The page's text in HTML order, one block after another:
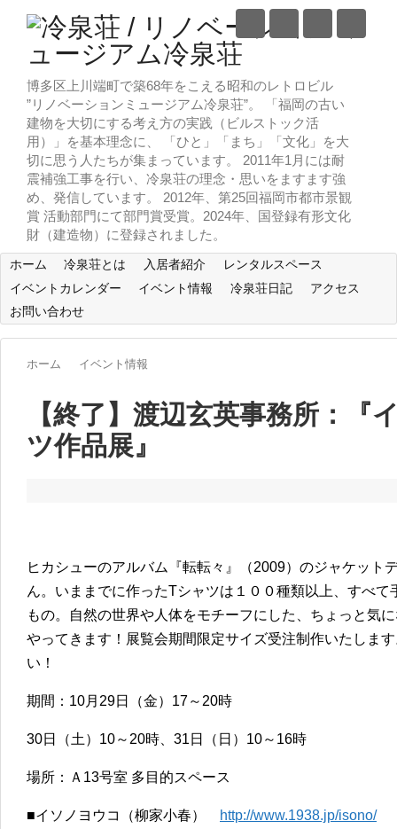
博多区上川端町で築68年をこえる昭和のレトロビル
”リノベーションミュージアム冷泉荘”。 「福岡の古い
建物を大切にする考え方の実践（ビルストック活
用）」を基本理念に、 「ひと」「まち」「文化」を大
切に思う人たちが集まっています。 2011年1月には耐
震補強工事を行い、冷泉荘の理念・思いをますます強
め、発信しています。 2012年、第25回福岡市都市景観
賞 活動部門にて部門賞受賞。2024年、国登録有形文化
財（建造物）に登録されました。
ホーム 冷泉荘とは 入居者紹介
レンタルスペース
イベントカレンダー
イベント情報 冷泉荘日記
アクセス
お問い合わせ
ホーム イベント情報
【終了】渡辺玄英事務所：『
ツ作品展』
ヒカシューのアルバム『転転々』（2009）のジャケット
ん。いままでに作ったTシャツは１００種類以上、すべ
もの。自然の世界や人体をモチーフにした、ちょっと気
やってきます！展覧会期間限定サイズ受注制作いたしま
い！
期間：10月29日（金）17～20時
30日（土）10～20時、31日（日）10～16時
場所：Ａ13号室 多目的スペース
■イソノヨウコ（柳家小春） http://www.1938.jp/isono/